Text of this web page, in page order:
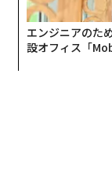
エンジニアのた
設オフィス「